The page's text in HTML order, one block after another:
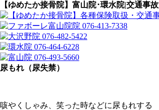
【ゆめたか接骨院】富山院･環水院|交通事
尿もれ（尿失禁）
咳やくしゃみ、笑った時などに尿もれする